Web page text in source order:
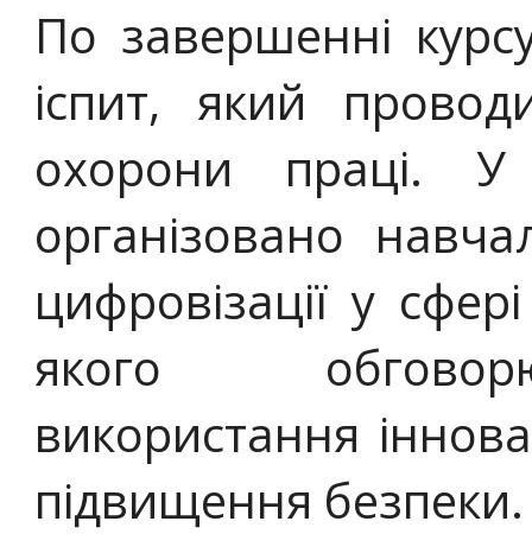
По завершенні
іспит, який
охорони праці.
організовано
цифровізації у
якого
використання
підвищення безпеки.